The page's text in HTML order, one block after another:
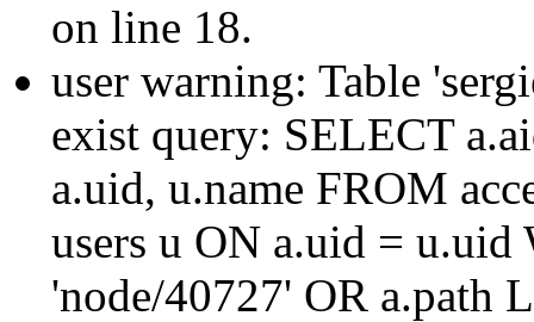
on line 18.
user warning: Table
exist query: SELECT
a.uid, u.name FROM
users u ON a.uid = u.uid
'node/40727' OR a.path